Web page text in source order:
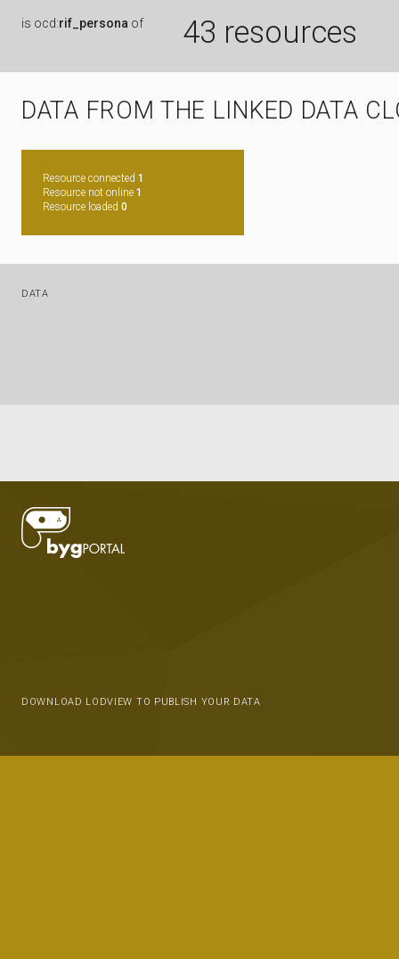
is ocd:rif_persona of 43 resources
DATA FROM THE LINKED DATA
Resource connected 1
Resource not online 1
Resource loaded 0
DATA
DOWNLOAD LODVIEW TO PUBLISH YOUR DATA